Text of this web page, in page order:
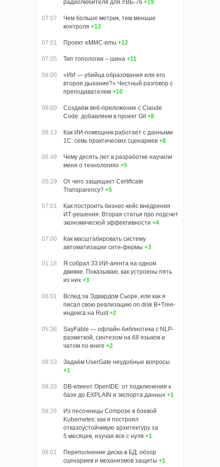
радиолюбителя для УВБ-76 +19
07:07
Чем больше метрик, тем меньше
контроля +12
07:01 Проект eMMC-emu +12
07:05 Тип топологии – шина +11
08:00
«ИИ — убийца образования или его
второе дыхание?» Честный разговор с
преподавателем +10
08:00
Создаём веб-приложение с Claude
Code: добавляем в проект Git +8
06:13
Как ИИ-помощник работает с данными
1С: семь практических сценариев +8
06:49
Чему десять лет в разработке научили
меня о технологиях +5
05:29
От чего защищает Certificate
Transparency? +5
07:01
Как построить бизнес-кейс внедрения
ИТ-решения. Вторая статья про подсчет
экономической эффективности +4
07:00
Как масштабировать систему
автоматизации сити-фермы +3
01:18
Я собрал 33 ИИ-агента на одном
движке. Показываю, как устроены пять
из них +3
06:01
Вслед за Эдвардом Сьоре, или как я
писал свою реализацию on disk B+Tree-
индекса на Rust +2
05:36
SayFable — офлайн-библиотека с NLP-
разметкой, синтезом на 68 языков и
чатом по книге +2
08:53
Задаём UserGate неудобные вопросы
+1
08:33
DB-клиент OpenIDE: от подключения к
базе до EXPLAIN и экспорта данных +1
08:26
Из песочницы Compose в боевой
Kubernetes: как я построил
отказоустойчивую архитектуру за
5 месяцев, изучая все с нуля +1
08:01
Переполнение диска в БД: обзор
сценариев и механизмов защиты +1